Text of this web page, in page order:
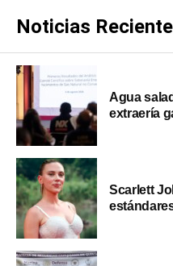
Noticias
Agua
extraería
Scarlett